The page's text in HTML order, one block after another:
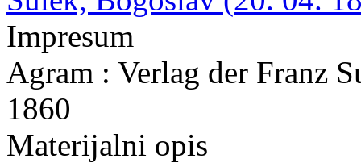
Impresum
Agram : Verlag der Franz
1860
Materijalni opis